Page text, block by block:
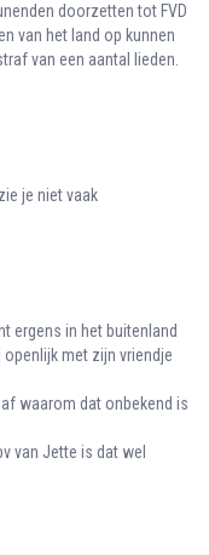
doorzetten tot FVD
van het land op kunnen
van een aantal lieden.
je niet vaak
ergens in het buitenland
met zijn vriendje
waarom dat onbekend is
van Jette is dat wel